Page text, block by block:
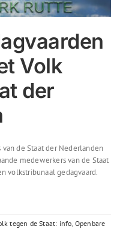
Volk
der
de Staat der Nederlanden
medewerkers van de Staat
volkstribunaal gedagvaard.
tegen de Staat: info, Openbare